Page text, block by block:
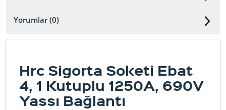
Yorumlar (0)
Hrc Sigorta Soketi Ebat
4, 1 Kutuplu 1250A, 690V
Yassı Bağlantı